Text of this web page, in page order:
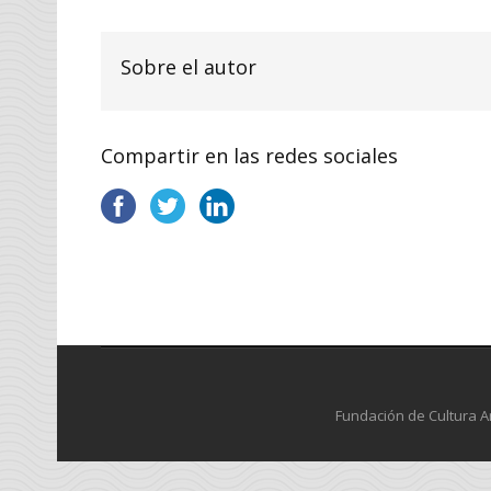
Sobre el autor
Compartir en las redes sociales
Fundación de Cultura